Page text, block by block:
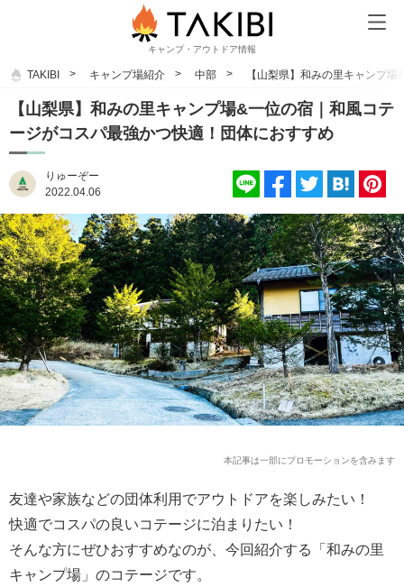
キャンプ・アウトドア情報
TAKIBI キャンプ場紹介 中部 【山梨県】和みの里キャンプ
【山梨県】和みの里キャンプ場&一位の宿｜和風コテ
ージがコスパ最強かつ快適！団体におすすめ
りゅーぞー
2022.04.06
本記事は一部にプロモーションを含みます
友達や家族などの団体利用でアウトドアを楽しみたい！
快適でコスパの良いコテージに泊まりたい！
そんな方にぜひおすすめなのが、今回紹介する「和みの里
キャンプ場」のコテージです。